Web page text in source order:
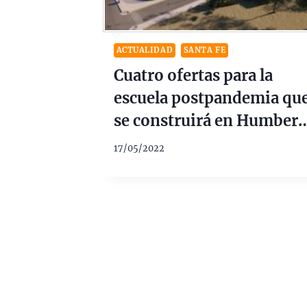
ACTUALIDAD SANTA FE
Cuatro ofertas para la
escuela postpandemia
se construirá en
Primo $710M
17/05/2022